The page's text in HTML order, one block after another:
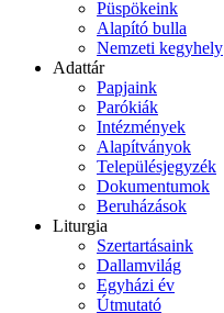
Püspökeink
Alapító bulla
Nemzeti kegyhely
Adattár
Papjaink
Parókiák
Intézmények
Alapítványok
Településjegyzék
Dokumentumok
Beruházások
Liturgia
Szertartásaink
Dallamvilág
Egyházi év
Útmutató